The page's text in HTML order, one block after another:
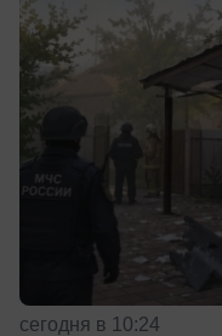
сегодня в 10:24